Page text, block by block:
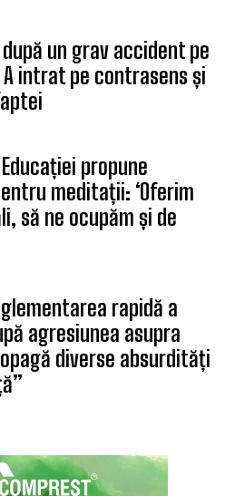
un grav accident pe
A intrat pe contrasens și
propune
meditații: ‘Oferim
să ne ocupăm și de
rapidă a
agresiunea asupra
diverse absurdități